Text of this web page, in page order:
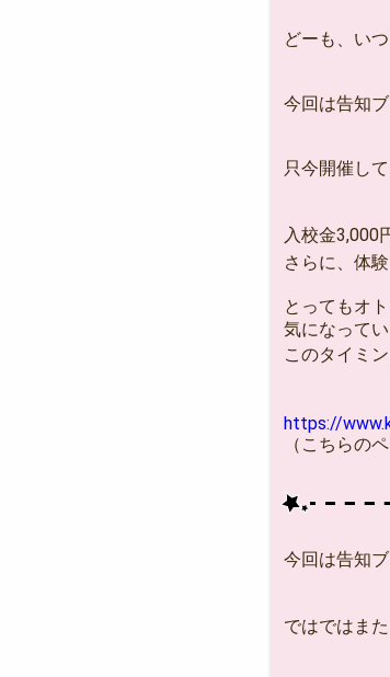
どーも、い
今回は告知
只今開催し
入校金3,000
さらに、体
とってもオ
気になって
このタイミン
https://
（こちらの
今回は告知ブ
ではではまた